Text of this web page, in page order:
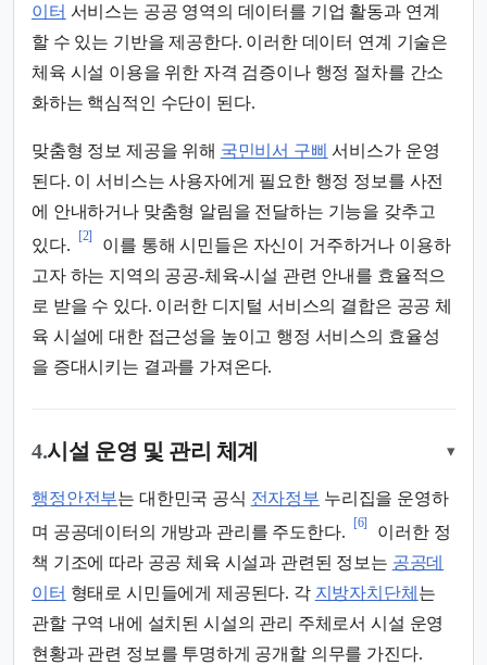
이터 서비스는 공공 영역의 데이터를 기업 활동과 연계
할 수 있는 기반을 제공한다. 이러한 데이터 연계 기술은
체육 시설 이용을 위한 자격 검증이나 행정 절차를 간소
화하는 핵심적인 수단이 된다.
맞춤형 정보 제공을 위해 국민비서 구삐 서비스가 운영
된다. 이 서비스는 사용자에게 필요한 행정 정보를 사전
에 안내하거나 맞춤형 알림을 전달하는 기능을 갖추고
있다.
[2]
이를 통해 시민들은 자신이 거주하거나 이용하
고자 하는 지역의 공공-체육-시설 관련 안내를 효율적으
로 받을 수 있다. 이러한 디지털 서비스의 결합은 공공 체
육 시설에 대한 접근성을 높이고 행정 서비스의 효율성
을 증대시키는 결과를 가져온다.
4.시설 운영 및 관리 체계 ▾
행정안전부는 대한민국 공식 전자정부 누리집을 운영하
며 공공데이터의 개방과 관리를 주도한다.
[6]
이러한 정
책 기조에 따라 공공 체육 시설과 관련된 정보는 공공데
이터 형태로 시민들에게 제공된다. 각 지방자치단체 는
관할 구역 내에 설치된 시설의 관리 주체로서 시설 운영
현황과 관련 정보를 투명하게 공개할 의무를 가진다.